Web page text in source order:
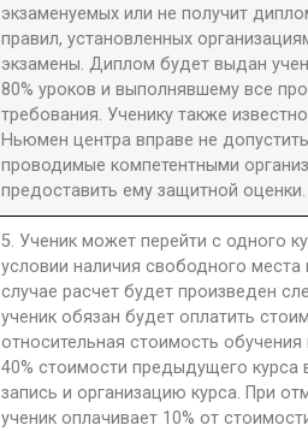
экзаменуемых или не получит
правил, установленных
экзамены. Диплом будет выдан
80% уроков и выполнявшему все
требования. Ученику также
Ньюмен центра вправе не
проводимые компетентными
предоставить ему защитной оценки.
5. Ученик может перейти с одного
условии наличия свободного места
случае расчет будет произведен
ученик обязан будет оплатить
относительная стоимость
40% стоимости предыдущего курса
запись и организацию курса. При
ученик оплачивает 10% от